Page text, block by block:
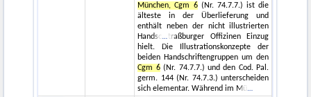
München, Cgm 6(Nr. 74.7.7.) ist die
älteste in der Überlieferung und
enthält neben der nicht illustrierten
Handsc
traßburger Offizinen Einzug
hielt. Die Illustrationskonzepte der
beiden Handschriftengruppen um den
Cgm 6(Nr. 74.7.7.) und den Cod. Pal.
germ. 144 (Nr. 74.7.3.) unterscheiden
sich elementar. Während im Mü